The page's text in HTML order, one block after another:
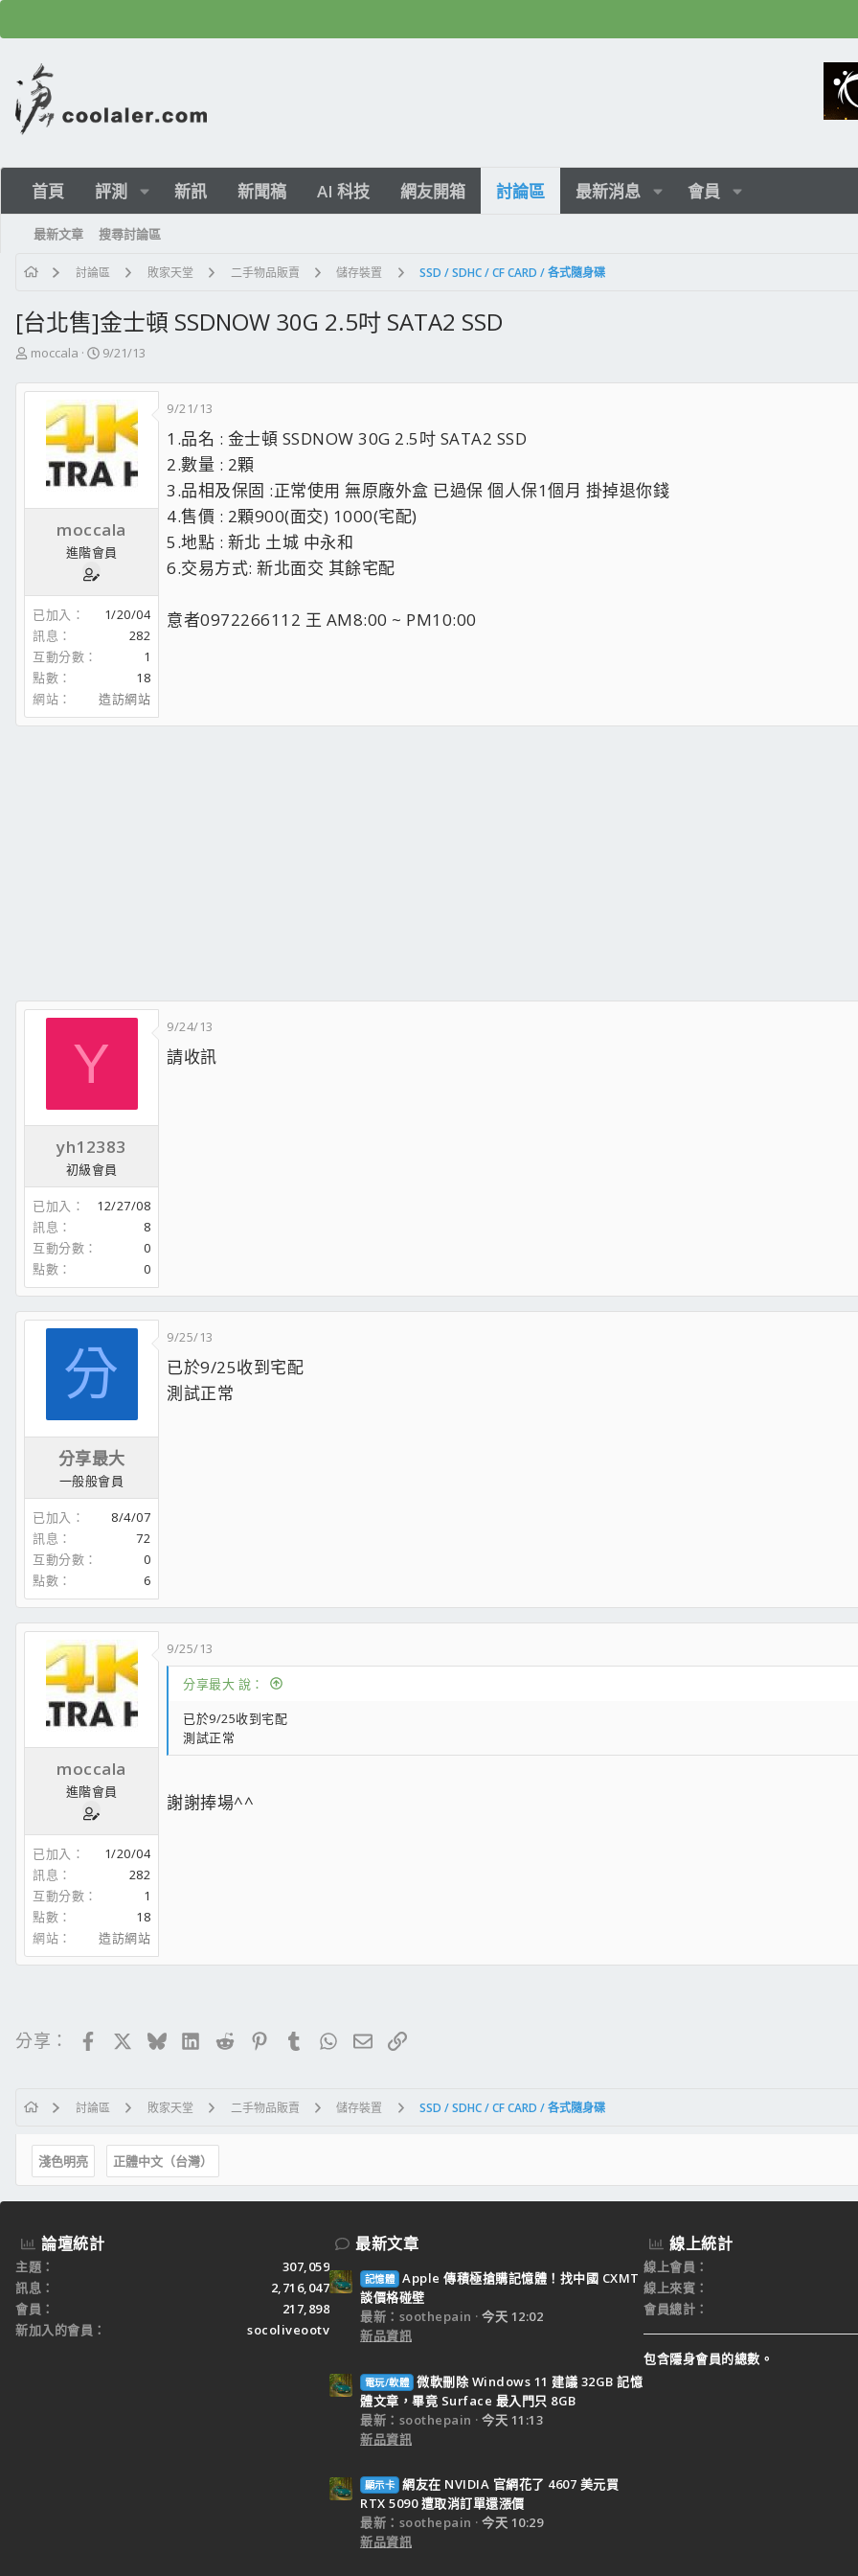
首頁 評測 新訊 新聞稿 AI 科技 網友開箱 討論區 最新消息 會員
最新文章 搜尋討論區
討論區 敗家天堂 二手物品販賣 儲存裝置 SSD / SDHC / CF CARD / 各式隨身碟
[台北售]金士頓 SSDNOW 30G 2.5吋 SATA2 SSD
主
發
moccala
開
日
期
9/21/13
moccala
進階會員
已加入
1/20/04
訊息
282
互動分數
1
點數
18
網站
造訪網站
9/21/13
1.品名 : 金士頓 SSDNOW 30G 2.5吋 SATA2 SSD
2.數量 : 2顆
3.品相及保固 :正常使用 無原廠外盒 已過保 個人保1個月 掛掉退你錢
4.售價 : 2顆900(面交) 1000(宅配)
5.地點 : 新北 土城 中永和
6.交易方式: 新北面交 其餘宅配
意者0972266112 王 AM8:00 ~ PM10:00
Y
yh12383
初級會員
已加入
12/27/08
訊息
8
互動分數
0
點數
0
9/24/13
請收訊
分
分享最大
一般般會員
已加入
8/4/07
訊息
72
互動分數
0
點數
6
9/25/13
已於9/25收到宅配
測試正常
moccala
進階會員
已加入
1/20/04
訊息
282
互動分數
1
點數
18
網站
造訪網站
9/25/13
分享最大 說：
已於9/25收到宅配
測試正常
謝謝捧場^^
分享： FacebookBlueskyLinkedIn
RedditPinterestTumblrWhatsApp
電子郵件
連結
討論區 敗家天堂 二手物品販賣 儲存裝置 SSD / SDHC / CF CARD / 各式隨身碟
淺色明亮 正體中文（台灣）
論壇統計
主題
307,059
訊息
2,716,047
會員
217,898
新加入的會員
socoliveootv
最新文章
記憶體 Apple 傳積極搶購記憶體！找中國 CXMT
談價格碰壁
最新：soothepain
今天 12:02
新品資訊
電玩/軟體 微軟刪除 Windows 11 建議 32GB 記憶
體文章，畢竟 Surface 最入門只 8GB
最新：soothepain
今天 11:13
新品資訊
顯示卡 網友在 NVIDIA 官網花了 4607 美元買
RTX 5090 遭取消訂單還漲價
最新：soothepain
今天 10:29
新品資訊
線上統計
線上會員
線上來賓
會員總計
包含隱身會員的總數。